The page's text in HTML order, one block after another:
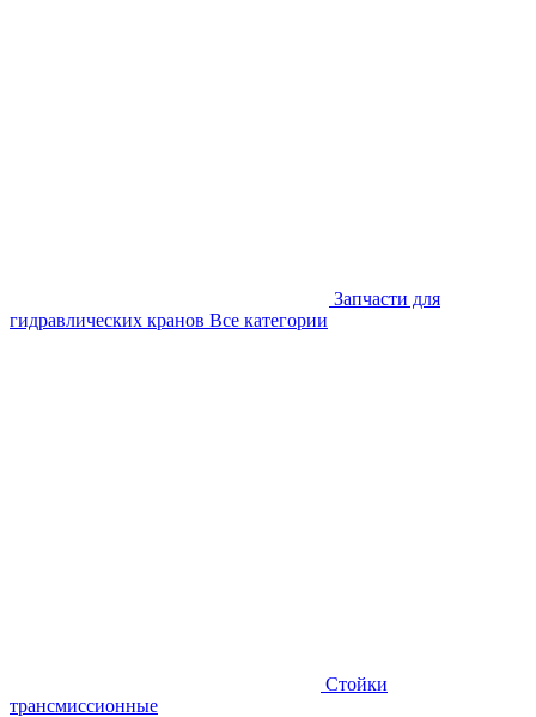
Запчасти для
гидравлических кранов Все категории
Стойки
трансмиссионные